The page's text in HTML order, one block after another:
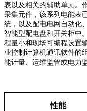
表以及相关的辅助单元。
采集元件，该系列电能表
统，以及配电电网自动化
智能型配电盘和开关柜中
程量小和现场可编程设置
业控制计算机通讯软件的
能计量、运维监管或电力
性能